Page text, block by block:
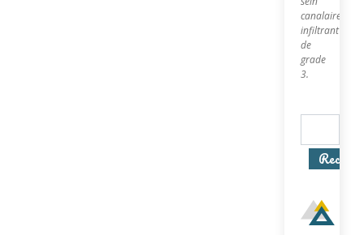
canalaire
infiltrant
de
grade
3.